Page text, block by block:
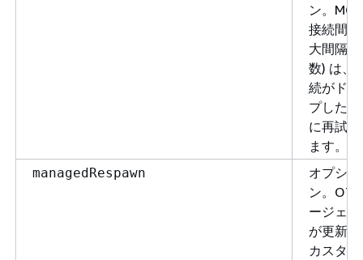
ン。
接続間
大間隔 (
数) は、
続がド
プした
に再試
ます。
managedRespawn
オプショ
ン。
ージェ
が更新
カスタ